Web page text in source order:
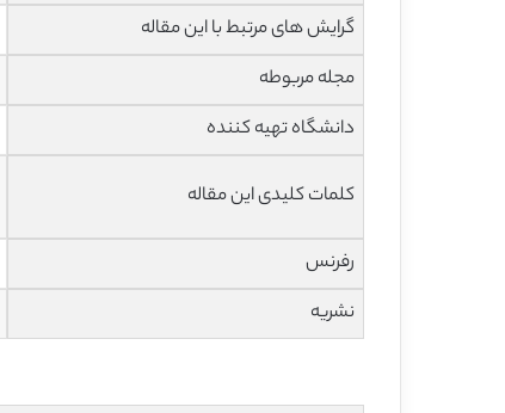
گرایش های مرتبط با این مقاله
مجله مربوطه
دانشگاه تهیه کننده
کلمات کلیدی این مقاله
رفرنس
نشریه